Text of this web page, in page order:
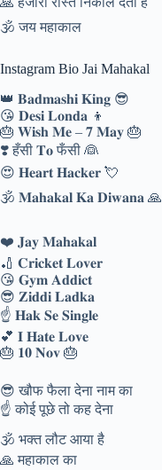
🕉️ जय महाकाल
Instagram Bio Jai Mahakal
👑 𝐁𝐚𝐝𝐦𝐚𝐬𝐡𝐢 𝐊𝐢𝐧𝐠 😎
😘 𝐃𝐞𝐬𝐢 𝐋𝐨𝐧𝐝𝐚 👦
🎂 𝐖𝐢𝐬𝐡 𝐌𝐞 – 𝟕 𝐌𝐚𝐲 🎂
❣️ हँसी 𝐓𝐨 फँसी 👰
😍 𝐇𝐞𝐚𝐫𝐭 𝐇𝐚𝐜𝐤𝐞𝐫 💘
🕉️ 𝐌𝐚𝐡𝐚𝐤𝐚𝐥 𝐊𝐚 𝐃𝐢𝐰𝐚𝐧𝐚 🙏
❤️ 𝐉𝐚𝐲 𝐌𝐚𝐡𝐚𝐤𝐚𝐥
🏏 𝐂𝐫𝐢𝐜𝐤𝐞𝐭 𝐋𝐨𝐯𝐞𝐫
😘 𝐆𝐲𝐦 𝐀𝐝𝐝𝐢𝐜𝐭
😎 𝐙𝐢𝐝𝐝𝐢 𝐋𝐚𝐝𝐤𝐚
☝️ 𝐇𝐚𝐤 𝐒𝐞 𝐒𝐢𝐧𝐠𝐥𝐞
💕 𝐈 𝐇𝐚𝐭𝐞 𝐋𝐨𝐯𝐞
🎂 𝟏𝟎 𝐍𝐨𝐯 🎂
😎 खौफ फैला देना नाम का
☝️ कोई पूछे तो कह देना
🕉️ भक्त लौट आया है
🙏 महाकाल का